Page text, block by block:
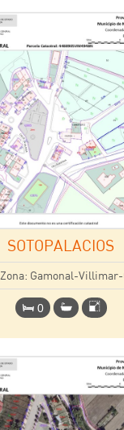
SOTOPALACIOS
Zona: Gamonal-Villimar-
0